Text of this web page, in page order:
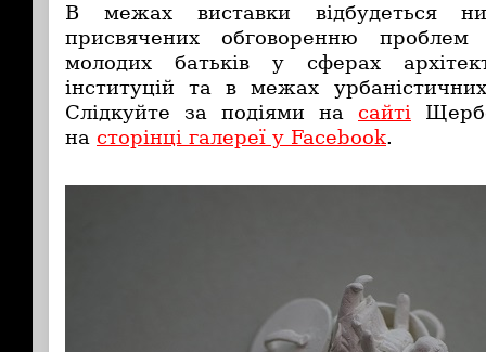
В межах виставки відбудеться
присвячених обговоренню
молодих батьків у сферах
інституцій та в межах
Слідкуйте за подіями на сайті
на сторінці галереї у Facebook.